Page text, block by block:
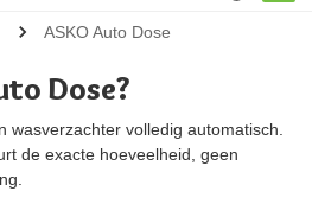
ASKO Auto Dose
Dose?
wasverzachter volledig automatisch.
de exacte hoeveelheid, geen